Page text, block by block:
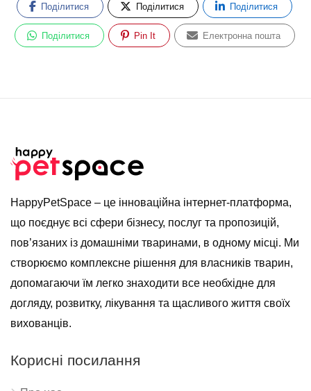
Поділитися Поділитися Поділитися
Поділитися Pin It Електронна пошта
HappyPetSpace – це інноваційна інтернет-платформа,
що поєднує всі сфери бізнесу, послуг та пропозицій,
пов’язаних із домашніми тваринами, в одному місці. Ми
створюємо комплексне рішення для власників тварин,
допомагаючи їм легко знаходити все необхідне для
догляду, розвитку, лікування та щасливого життя своїх
вихованців.
Корисні посилання